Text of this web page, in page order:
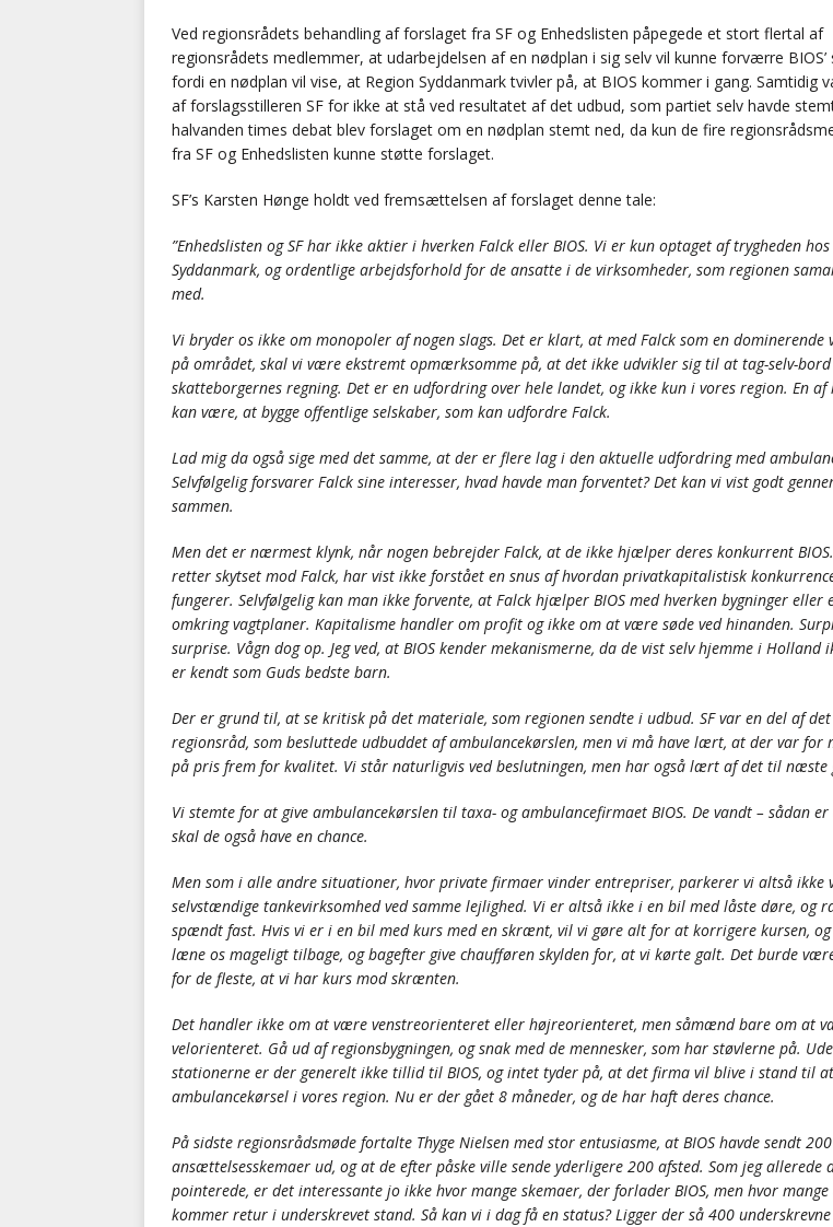
Ved regionsrådets behandling af forslaget fra SF og Enhedslisten påpegede et stort flertal af
regionsrådets medlemmer, at udarbejdelsen af en nødplan i sig selv vil kunne forværre BIOS’
fordi en nødplan vil vise, at Region Syddanmark tvivler på, at BIOS kommer i gang. Samtidig
af forslagsstilleren SF for ikke at stå ved resultatet af det udbud, som partiet selv havde
halvanden times debat blev forslaget om en nødplan stemt ned, da kun de fire
fra SF og Enhedslisten kunne støtte forslaget.
SF’s Karsten Hønge holdt ved fremsættelsen af forslaget denne tale:
”Enhedslisten og SF har ikke aktier i hverken Falck eller BIOS. Vi er kun optaget af trygheden
Syddanmark, og ordentlige arbejdsforhold for de ansatte i de virksomheder, som regionen
med.
Vi bryder os ikke om monopoler af nogen slags. Det er klart, at med Falck som en dominerende
på området, skal vi være ekstremt opmærksomme på, at det ikke udvikler sig til at tag-selv-
skatteborgernes regning. Det er en udfordring over hele landet, og ikke kun i vores region. En af
kan være, at bygge offentlige selskaber, som kan udfordre Falck.
Lad mig da også sige med det samme, at der er flere lag i den aktuelle udfordring med
Selvfølgelig forsvarer Falck sine interesser, hvad havde man forventet? Det kan vi vist godt
sammen.
Men det er nærmest klynk, når nogen bebrejder Falck, at de ikke hjælper deres konkurrent
retter skytset mod Falck, har vist ikke forstået en snus af hvordan privatkapitalistisk
fungerer. Selvfølgelig kan man ikke forvente, at Falck hjælper BIOS med hverken bygninger eller
omkring vagtplaner. Kapitalisme handler om profit og ikke om at være søde ved hinanden.
surprise. Vågn dog op. Jeg ved, at BIOS kender mekanismerne, da de vist selv hjemme i Holland
er kendt som Guds bedste barn.
Der er grund til, at se kritisk på det materiale, som regionen sendte i udbud. SF var en del af
regionsråd, som besluttede udbuddet af ambulancekørslen, men vi må have lært, at der var for
på pris frem for kvalitet. Vi står naturligvis ved beslutningen, men har også lært af det til næste
Vi stemte for at give ambulancekørslen til taxa- og ambulancefirmaet BIOS. De vandt – sådan er
skal de også have en chance.
Men som i alle andre situationer, hvor private firmaer vinder entrepriser, parkerer vi altså ikke
selvstændige tankevirksomhed ved samme lejlighed. Vi er altså ikke i en bil med låste døre, og
spændt fast. Hvis vi er i en bil med kurs med en skrænt, vil vi gøre alt for at korrigere kursen,
læne os mageligt tilbage, og bagefter give chaufføren skylden for, at vi kørte galt. Det burde
for de fleste, at vi har kurs mod skrænten.
Det handler ikke om at være venstreorienteret eller højreorienteret, men såmænd bare om at
velorienteret. Gå ud af regionsbygningen, og snak med de mennesker, som har støvlerne på.
stationerne er der generelt ikke tillid til BIOS, og intet tyder på, at det firma vil blive i stand til
ambulancekørsel i vores region. Nu er der gået 8 måneder, og de har haft deres chance.
På sidste regionsrådsmøde fortalte Thyge Nielsen med stor entusiasme, at BIOS havde sendt 200
ansættelsesskemaer ud, og at de efter påske ville sende yderligere 200 afsted. Som jeg allerede
pointerede, er det interessante jo ikke hvor mange skemaer, der forlader BIOS, men hvor
kommer retur i underskrevet stand. Så kan vi i dag få en status? Ligger der så 400 underskrevne